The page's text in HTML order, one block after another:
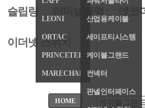
LEONI
ORTAC
PRINCETEL
MARECHAL
산업용케이블
세이프티시스템
케이블그랜드
컨넥터
판넬인터페이스
슬립링 엔코
이더넷 스위치
HOME